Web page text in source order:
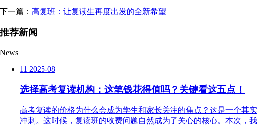
下一篇： 高复班：让复读生再度出发的全新希望
推荐新闻
News
11 2025-08
选择高考复读机构：这笔钱花得值吗？关键看这五点！
高考复读的价格为什么会成为学生和家长关注的焦点？这是一个其
冲刺。这时候，复读班的收费问题自然成为了关心的核心。本次，